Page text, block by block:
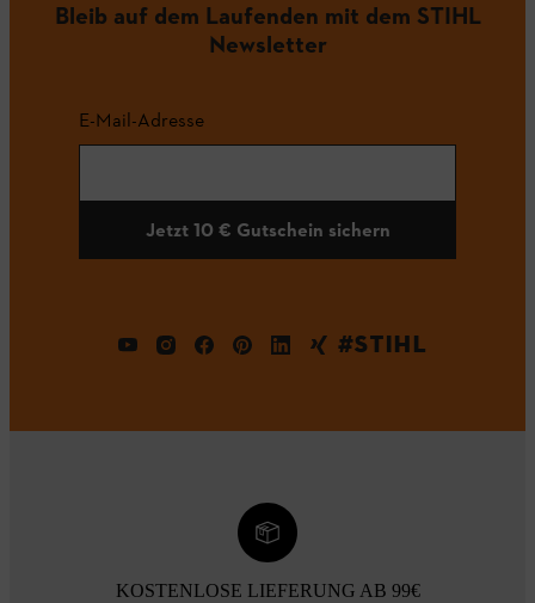
Bleib auf dem Laufenden mit dem STIHL
Newsletter
E-Mail-Adresse
Jetzt 10 € Gutschein sichern
#STIHL
KOSTENLOSE LIEFERUNG AB 99€